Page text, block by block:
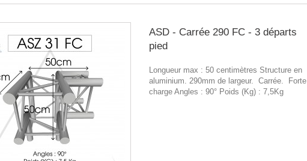
ASD - Carrée 290 FC - 3 départs
pied
Longueur max : 50 centimètres Structure en
aluminium. 290mm de largeur. Carrée. Forte
charge Angles : 90° Poids (Kg) : 7,5Kg